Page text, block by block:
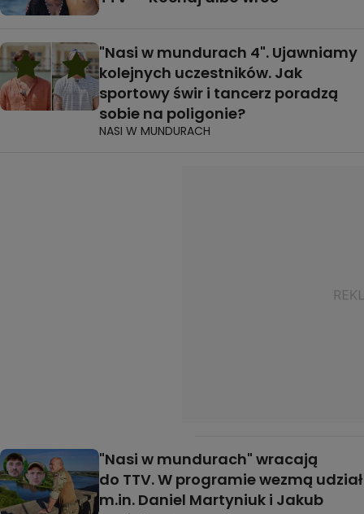
"Nasi w mundurach 4". Ujawniamy
kolejnych uczestników. Jak
sportowy świr i tancerz poradzą
sobie na poligonie?
NASI W MUNDURACH
"Nasi w mundurach" wracają
do TTV. W programie wezmą udział
m.in. Daniel Martyniuk i Jakub